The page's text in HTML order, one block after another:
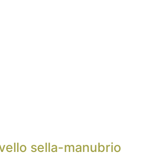
sella-manubrio